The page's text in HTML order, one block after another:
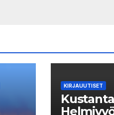
KIRJAUUTISET